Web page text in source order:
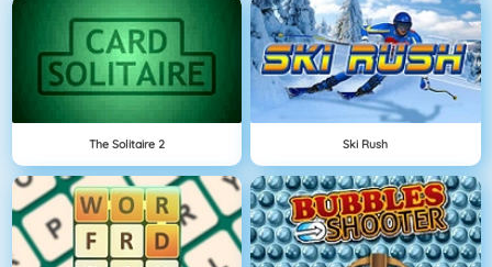
The Solitaire 2 Ski Rush